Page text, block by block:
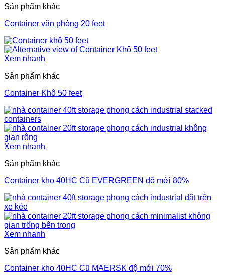
Sản phẩm khác
Container văn phòng 20 feet
Xem nhanh
Sản phẩm khác
Container Khô 50 feet
Xem nhanh
Sản phẩm khác
Container kho 40HC Cũ EVERGREEN độ mới 80%
Xem nhanh
Sản phẩm khác
Container kho 40HC Cũ MAERSK độ mới 70%